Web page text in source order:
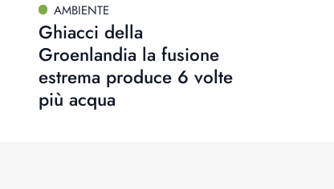
AMBIENTE
Ghiacci della
Groenlandia la fusione
estrema produce 6 volte
più acqua